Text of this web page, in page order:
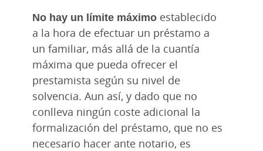
No hay un límite máximo establecido
a la hora de efectuar un préstamo a
un familiar, más allá de la cuantía
máxima que pueda ofrecer el
prestamista según su nivel de
solvencia. Aun así, y dado que no
conlleva ningún coste adicional la
formalización del préstamo, que no es
necesario hacer ante notario, es